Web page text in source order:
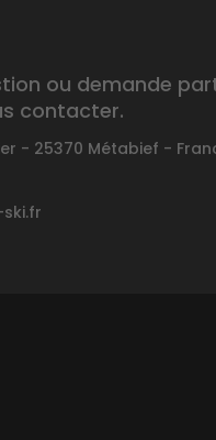
ou demande
contacter.
- 25370 Métabief -